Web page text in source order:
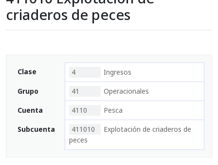
criaderos de peces
Clase 4 Ingresos
Grupo 41 Operacionales
Cuenta 4110 Pesca
Subcuenta 411010
Explotación de criaderos de
peces